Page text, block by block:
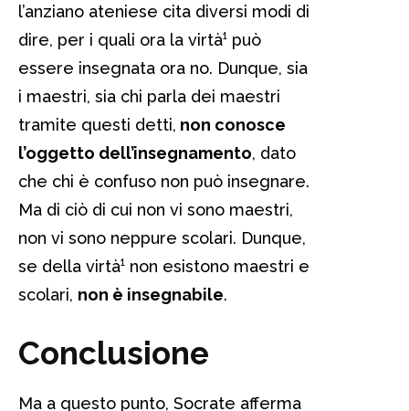
l’anziano ateniese cita diversi modi di
dire, per i quali ora la virtà¹ può
essere insegnata ora no. Dunque, sia
i maestri, sia chi parla dei maestri
tramite questi detti, non conosce
l’oggetto dell’insegnamento, dato
che chi è confuso non può insegnare.
Ma di ciò di cui non vi sono maestri,
non vi sono neppure scolari. Dunque,
se della virtà¹ non esistono maestri e
scolari, non è insegnabile.
Conclusione
Ma a questo punto, Socrate afferma